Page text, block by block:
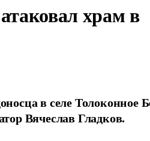
храм в
в селе Толоконное
Вячеслав Гладков.